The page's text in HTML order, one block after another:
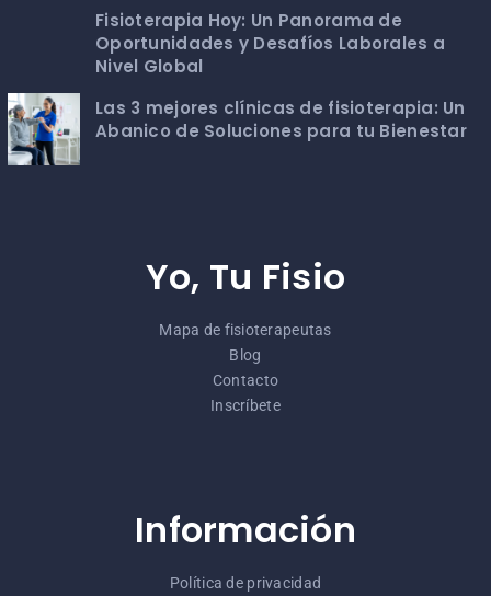
Fisioterapia Hoy: Un Panorama de
Oportunidades y Desafíos Laborales a
Nivel Global
Las 3 mejores clínicas de fisioterapia: Un
Abanico de Soluciones para tu Bienestar
Yo, Tu Fisio
Mapa de fisioterapeutas
Blog
Contacto
Inscríbete
Información
Política de privacidad